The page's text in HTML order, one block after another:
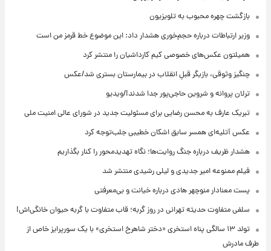
بازگشت چهره محبوب به تلویزیون
وزیر ارتباطات درباره حجم‌خوری هشدار داد: این موضوع خط قرمز من است
همیلتون عکس‌های خصوصی کیم‌ کارداشیان را منتشر کرد
چنگیز وثوقی، بازیگر قبلِ انقلاب در بیمارستان بستری شد/عکس
ترلان پروانه و شروین حاجی‌پور جدا شدند!/ویدیو
تبریک عارف به محسن رضایی برای مسئولیت جدید در شورای عالی امنیت ملی
عکس‌ آتلیه‌ای همسر سابق اشکان خطیبی جلب‌توجه کرد
هشدار ظریف درباره جنگ روایت‌ها؛ نگاه تهدیدمحور را کنار بگذاریم
فیلم ممنوعه امیر جدیدی و لیلی رشیدی منتشر شد
پست معنادار منوچهر هادی درباره خیانت و بی‌معرفتی
سلفی متفاوت حدیثه تهرانی در روز گربه؛ قاب متفاوت با گربه حیوان خانگی‌اش!
تولد ۱۳ سالگی پناه استخری «دختر شاهرخ استخری» با یک سورپرایز خاص از
طرف مادرش